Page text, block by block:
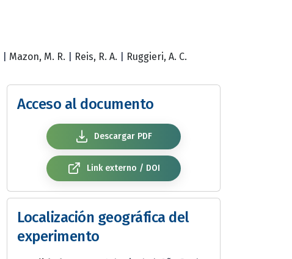
Mazon, M. R. Reis, R. A. Ruggieri, A. C.
Acceso al documento
Descargar PDF
Link externo / DOI
Localización geográfica del
experimento